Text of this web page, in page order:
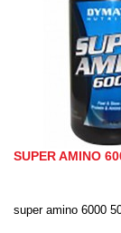
SUPER AMINO
super amino 6000